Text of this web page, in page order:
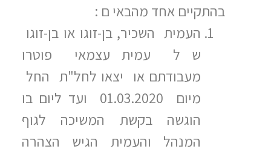
בהתקיים אחד מהבאי ם :
העמית השכיר, בן-זוגו או בן-זוגו
ש ל עמית עצמאי פוטרו
מעבודתם או יצאו לחל"ת החל
מיום 01.03.2020 ועד ליום בו
הוגשה בקשת המשיכה לגוף
המנהל והעמית הגיש הצהרה